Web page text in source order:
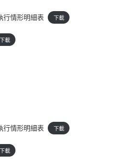
行情形明細表 下載
下載
行情形明細表 下載
下載